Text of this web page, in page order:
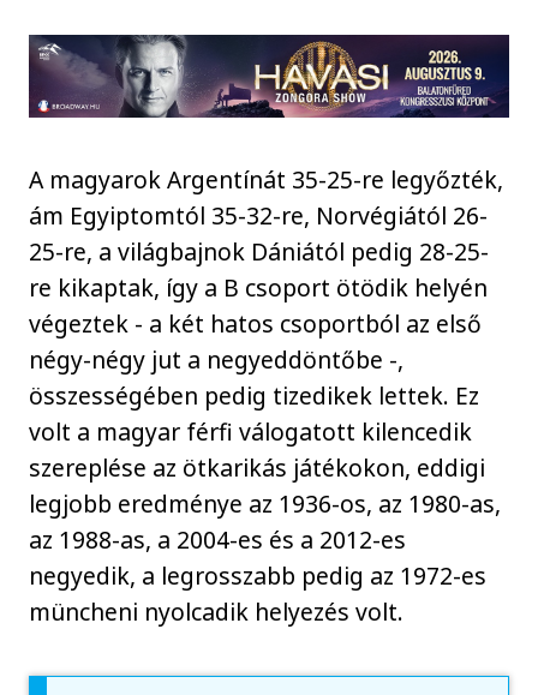
A magyarok Argentínát 35-25-re legyőzték,
ám Egyiptomtól 35-32-re, Norvégiától 26-
25-re, a világbajnok Dániától pedig 28-25-
re kikaptak, így a B csoport ötödik helyén
végeztek - a két hatos csoportból az első
négy-négy jut a negyeddöntőbe -,
összességében pedig tizedikek lettek. Ez
volt a magyar férfi válogatott kilencedik
szereplése az ötkarikás játékokon, eddigi
legjobb eredménye az 1936-os, az 1980-as,
az 1988-as, a 2004-es és a 2012-es
negyedik, a legrosszabb pedig az 1972-es
müncheni nyolcadik helyezés volt.